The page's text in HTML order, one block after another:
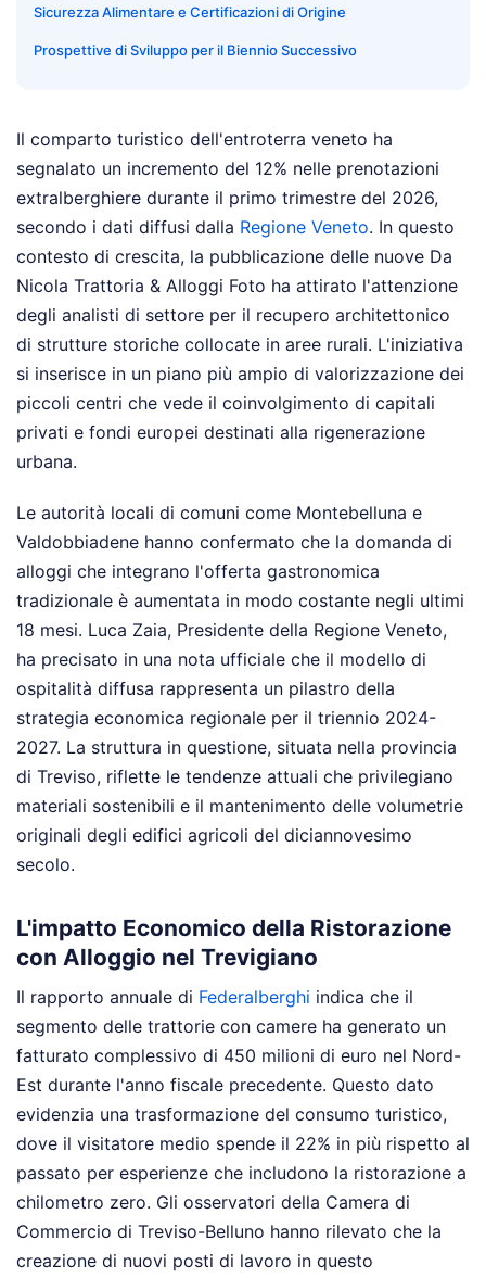
Sicurezza Alimentare e Certificazioni di Origine
Prospettive di Sviluppo per il Biennio Successivo
Il comparto turistico dell'entroterra veneto ha
segnalato un incremento del 12% nelle prenotazioni
extralberghiere durante il primo trimestre del 2026,
secondo i dati diffusi dalla Regione Veneto. In questo
contesto di crescita, la pubblicazione delle nuove Da
Nicola Trattoria & Alloggi Foto ha attirato l'attenzione
degli analisti di settore per il recupero architettonico
di strutture storiche collocate in aree rurali. L'iniziativa
si inserisce in un piano più ampio di valorizzazione dei
piccoli centri che vede il coinvolgimento di capitali
privati e fondi europei destinati alla rigenerazione
urbana.
Le autorità locali di comuni come Montebelluna e
Valdobbiadene hanno confermato che la domanda di
alloggi che integrano l'offerta gastronomica
tradizionale è aumentata in modo costante negli ultimi
18 mesi. Luca Zaia, Presidente della Regione Veneto,
ha precisato in una nota ufficiale che il modello di
ospitalità diffusa rappresenta un pilastro della
strategia economica regionale per il triennio 2024-
2027. La struttura in questione, situata nella provincia
di Treviso, riflette le tendenze attuali che privilegiano
materiali sostenibili e il mantenimento delle volumetrie
originali degli edifici agricoli del diciannovesimo
secolo.
L'impatto Economico della Ristorazione
con Alloggio nel Trevigiano
Il rapporto annuale di Federalberghi indica che il
segmento delle trattorie con camere ha generato un
fatturato complessivo di 450 milioni di euro nel Nord-
Est durante l'anno fiscale precedente. Questo dato
evidenzia una trasformazione del consumo turistico,
dove il visitatore medio spende il 22% in più rispetto al
passato per esperienze che includono la ristorazione a
chilometro zero. Gli osservatori della Camera di
Commercio di Treviso-Belluno hanno rilevato che la
creazione di nuovi posti di lavoro in questo